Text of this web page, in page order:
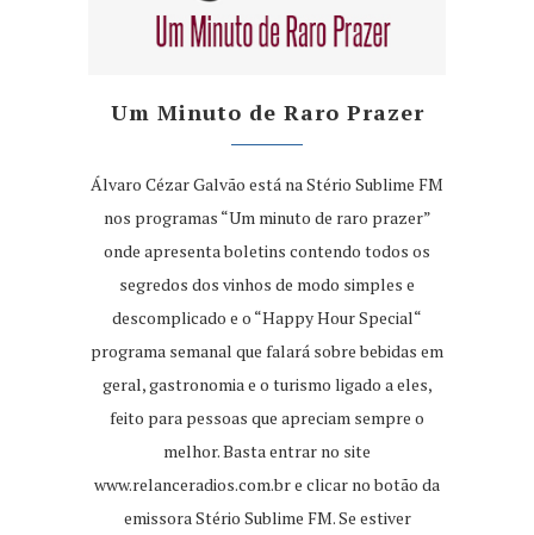
Um Minuto de Raro Prazer
Álvaro Cézar Galvão está na Stério Sublime FM
nos programas “Um minuto de raro prazer”
onde apresenta boletins contendo todos os
segredos dos vinhos de modo simples e
descomplicado e o “Happy Hour Special“
programa semanal que falará sobre bebidas em
geral, gastronomia e o turismo ligado a eles,
feito para pessoas que apreciam sempre o
melhor. Basta entrar no site
www.relanceradios.com.bre clicar no botão da
emissora Stério Sublime FM. Se estiver